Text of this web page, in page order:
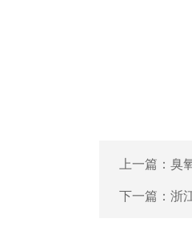
上一篇： 臭
下一篇： 浙